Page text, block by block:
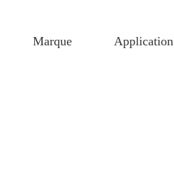
Marque Application